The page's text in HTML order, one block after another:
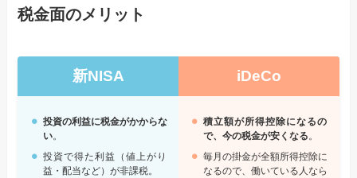
税金面のメリット
新NISA iDeCo
投資の利益に税金がかからな
い。
投資で得た利益（値上がり
益・配当など）が非課税。
積立額が所得控除になるの
で、今の税金が安くなる。
毎月の掛金が全額所得控除に
なるので、働いている人なら